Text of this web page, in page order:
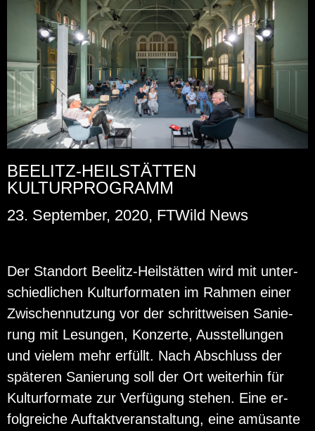
BEELITZ-HEILSTÄTTEN
KULTURPROGRAMM
23. September, 2020, FTWild News
Der Stand­ort Bee­litz-Heil­stät­ten wird mit un­ter­
schied­li­chen Kul­tur­for­ma­ten im Rah­men einer
Zwi­schen­nut­zung vor der schritt­wei­sen Sa­nie­
rung mit Le­sun­gen, Kon­zer­te, Aus­stel­lun­gen
und vie­lem mehr er­füllt. Nach Ab­schluss der
spä­te­ren Sa­nie­rung soll der Ort wei­ter­hin für
Kul­tur­for­ma­te zur Ver­fü­gung ste­hen. Eine er­
folg­rei­che Auf­takt­ver­an­stal­tung, eine amü­san­te